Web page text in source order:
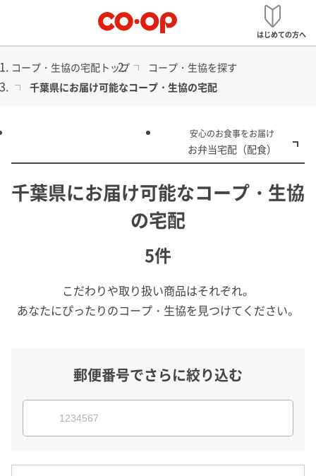
ュ
はじめての方へ
コープ・生協の宅配トップ
コープ・生協を探す
千葉県にお届け可能なコープ・生協の宅配
安心のお食事をお届け
お弁当宅配（配食）
千葉県にお届け可能なコープ・生協
の宅配
5件
こだわりや取り扱い商品はそれぞれ。
あなたにぴったりのコープ・生協を見つけてください。
郵便番号でさらに絞り込む